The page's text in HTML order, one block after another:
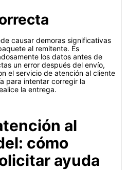
causar demoras significativas
al remitente. Es
los datos antes de
un error después del envío,
el servicio de atención al cliente
para intentar corregir la
la entrega.
al
cómo
ayuda